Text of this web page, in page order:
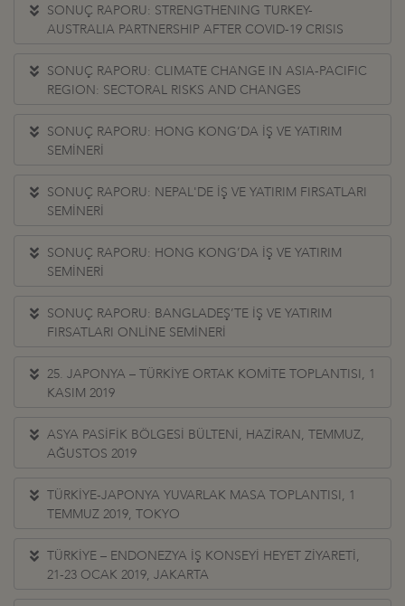
SONUÇ RAPORU: STRENGTHENING TURKEY-
AUSTRALIA PARTNERSHIP AFTER COVID-19 CRISIS
SONUÇ RAPORU: CLIMATE CHANGE IN ASIA-PACIFIC
REGION: SECTORAL RISKS AND CHANGES
SONUÇ RAPORU: HONG KONG’DA İŞ VE YATIRIM
SEMİNERİ
SONUÇ RAPORU: NEPAL'DE İŞ VE YATIRIM FIRSATLARI
SEMİNERİ
SONUÇ RAPORU: HONG KONG’DA İŞ VE YATIRIM
SEMİNERİ
SONUÇ RAPORU: BANGLADEŞ’TE İŞ VE YATIRIM
FIRSATLARI ONLİNE SEMİNERİ
25. JAPONYA – TÜRKİYE ORTAK KOMİTE TOPLANTISI, 1
KASIM 2019
ASYA PASİFİK BÖLGESİ BÜLTENİ, HAZİRAN, TEMMUZ,
AĞUSTOS 2019
TÜRKİYE-JAPONYA YUVARLAK MASA TOPLANTISI, 1
TEMMUZ 2019, TOKYO
TÜRKİYE – ENDONEZYA İŞ KONSEYİ HEYET ZİYARETİ,
21-23 OCAK 2019, JAKARTA